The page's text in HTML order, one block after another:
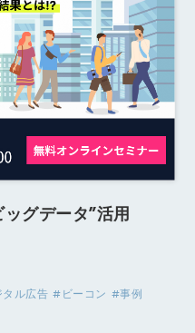
グデータ”活用
ル広告 #ビーコン #事例